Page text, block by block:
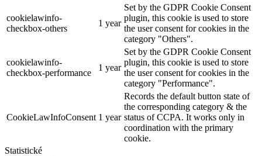
cookielawinfo-
checkbox-others
1 year
Set by the GDPR Cookie Consent
plugin, this cookie is used to store
the user consent for cookies in the
category "Others".
cookielawinfo-
checkbox-performance
1 year
Set by the GDPR Cookie Consent
plugin, this cookie is used to store
the user consent for cookies in the
category "Performance".
CookieLawInfoConsent 1 year
Records the default button state of
the corresponding category & the
status of CCPA. It works only in
coordination with the primary
cookie.
Statistické